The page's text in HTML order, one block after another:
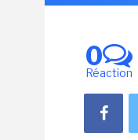
0
Réaction